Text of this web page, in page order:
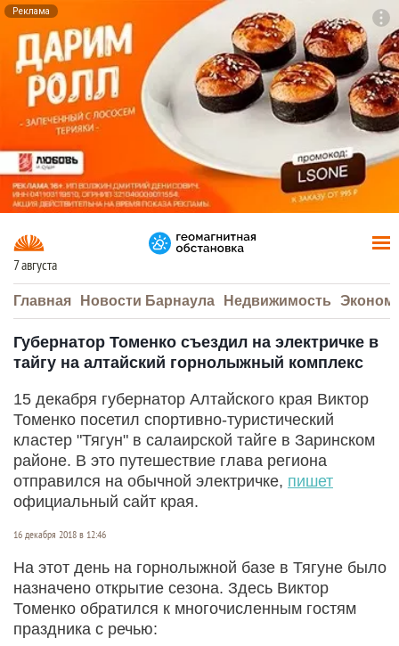
Реклама
7 августа
Главная Новости Барнаула Недвижимость
Губернатор Томенко съездил на электричке в
тайгу на алтайский горнолыжный комплекс
15 декабря губернатор Алтайского края Виктор
Томенко посетил спортивно-туристический
кластер "Тягун" в салаирской тайге в Заринском
районе. В это путешествие глава региона
отправился на обычной электричке, пишет
официальный сайт края.
16 декабря 2018 в 12:46
На этот день на горнолыжной базе в Тягуне было
назначено открытие сезона. Здесь Виктор
Томенко обратился к многочисленным гостям
праздника с речью: